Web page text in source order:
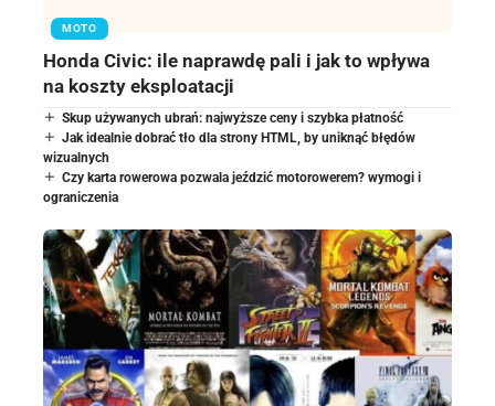
MOTO
Honda Civic: ile naprawdę pali i jak to wpływa
na koszty eksploatacji
Skup używanych ubrań: najwyższe ceny i szybka płatność
Jak idealnie dobrać tło dla strony HTML, by uniknąć błędów
wizualnych
Czy karta rowerowa pozwala jeździć motorowerem? wymogi i
ograniczenia